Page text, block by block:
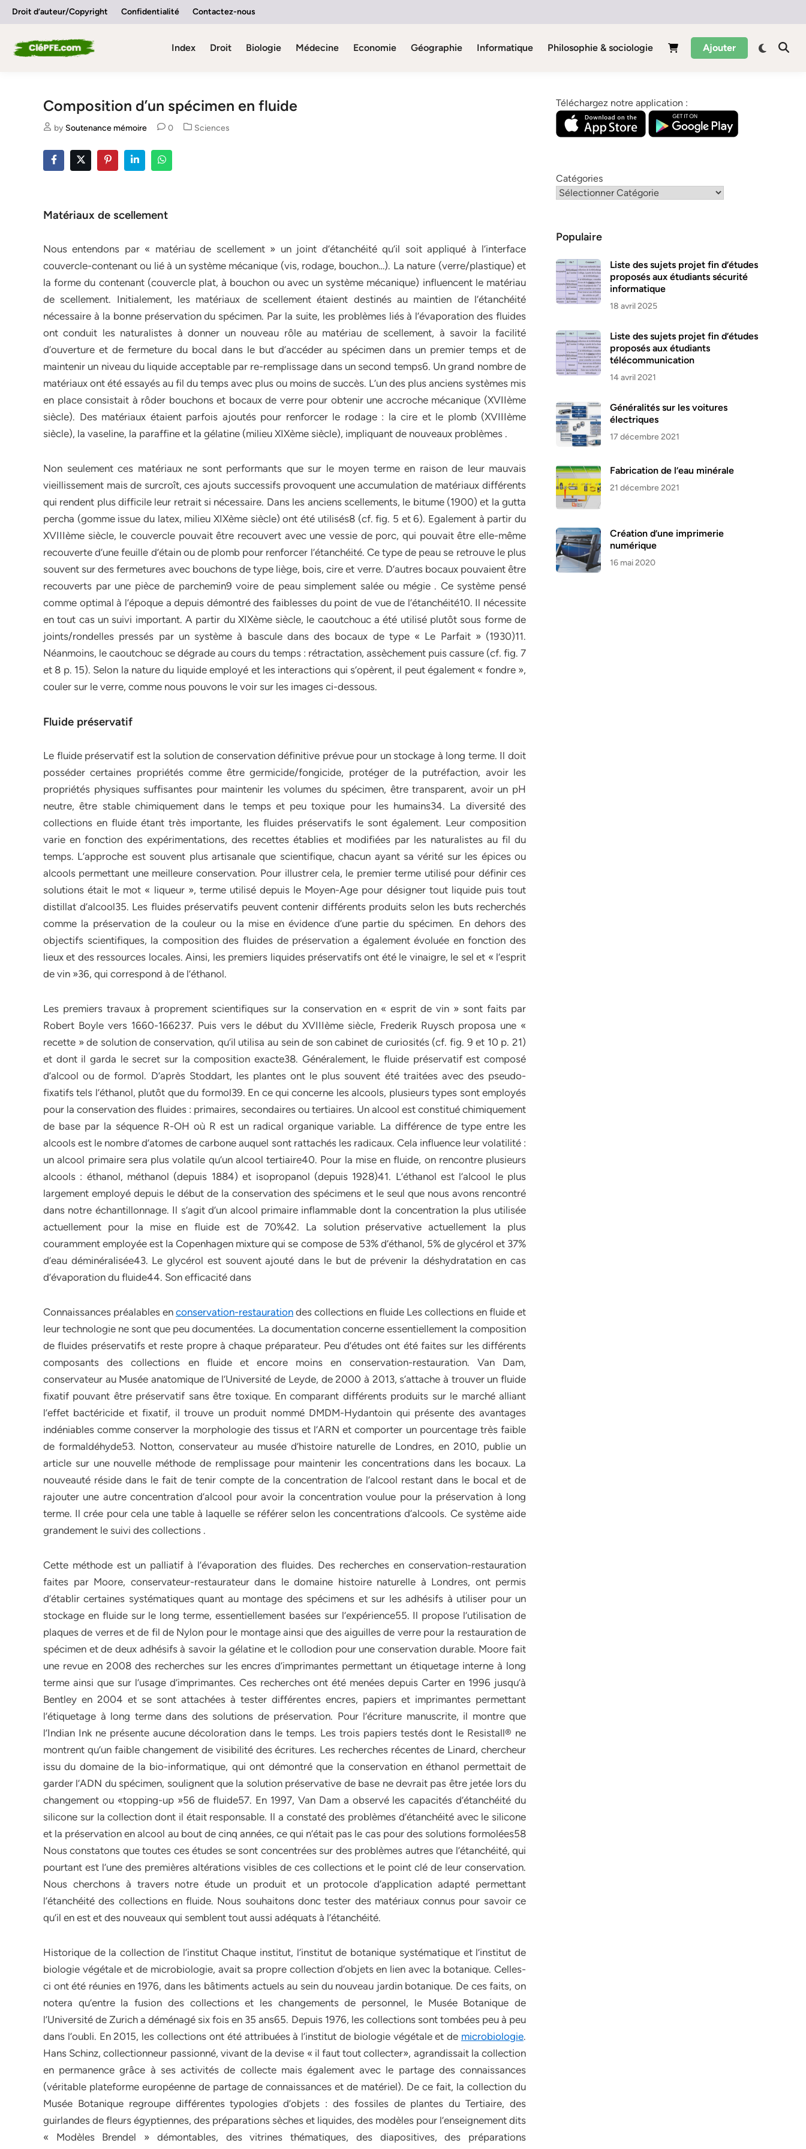
SkipDroit d’auteur/Copyright Confidentialité Contactez-nous
Index Droit Biologie Médecine Economie Géographie Informatique Philosophie & sociologie Ajouter
Composition d’un spécimen en fluide
by Soutenance mémoire 0
Posted
Sciences
Matériaux de scellement
Nous entendons par « matériau de scellement » un joint d’étanchéité qu’il soit appliqué à l’interface
couvercle-contenant ou lié à un système mécanique (vis, rodage, bouchon…). La nature (verre/plastique) et
la forme du contenant (couvercle plat, à bouchon ou avec un système mécanique) influencent le matériau
de scellement. Initialement, les matériaux de scellement étaient destinés au maintien de l’étanchéité
nécessaire à la bonne préservation du spécimen. Par la suite, les problèmes liés à l’évaporation des fluides
ont conduit les naturalistes à donner un nouveau rôle au matériau de scellement, à savoir la facilité
d’ouverture et de fermeture du bocal dans le but d’accéder au spécimen dans un premier temps et de
maintenir un niveau du liquide acceptable par re-remplissage dans un second temps6. Un grand nombre de
matériaux ont été essayés au fil du temps avec plus ou moins de succès. L’un des plus anciens systèmes mis
en place consistait à rôder bouchons et bocaux de verre pour obtenir une accroche mécanique (XVIIème
siècle). Des matériaux étaient parfois ajoutés pour renforcer le rodage : la cire et le plomb (XVIIIème
siècle), la vaseline, la paraffine et la gélatine (milieu XIXème siècle), impliquant de nouveaux problèmes .
Non seulement ces matériaux ne sont performants que sur le moyen terme en raison de leur mauvais
vieillissement mais de surcroît, ces ajouts successifs provoquent une accumulation de matériaux différents
qui rendent plus difficile leur retrait si nécessaire. Dans les anciens scellements, le bitume (1900) et la gutta
percha (gomme issue du latex, milieu XIXème siècle) ont été utilisés8 (cf. fig. 5 et 6). Egalement à partir du
XVIIIème siècle, le couvercle pouvait être recouvert avec une vessie de porc, qui pouvait être elle-même
recouverte d’une feuille d’étain ou de plomb pour renforcer l’étanchéité. Ce type de peau se retrouve le plus
souvent sur des fermetures avec bouchons de type liège, bois, cire et verre. D’autres bocaux pouvaient être
recouverts par une pièce de parchemin9 voire de peau simplement salée ou mégie . Ce système pensé
comme optimal à l’époque a depuis démontré des faiblesses du point de vue de l’étanchéité10. Il nécessite
en tout cas un suivi important. A partir du XIXème siècle, le caoutchouc a été utilisé plutôt sous forme de
joints/rondelles pressés par un système à bascule dans des bocaux de type « Le Parfait » (1930)11.
Néanmoins, le caoutchouc se dégrade au cours du temps : rétractation, assèchement puis cassure (cf. fig. 7
et 8 p. 15). Selon la nature du liquide employé et les interactions qui s’opèrent, il peut également « fondre »,
couler sur le verre, comme nous pouvons le voir sur les images ci-dessous.
Fluide préservatif
Le fluide préservatif est la solution de conservation définitive prévue pour un stockage à long terme. Il doit
posséder certaines propriétés comme être germicide/fongicide, protéger de la putréfaction, avoir les
propriétés physiques suffisantes pour maintenir les volumes du spécimen, être transparent, avoir un pH
neutre, être stable chimiquement dans le temps et peu toxique pour les humains34. La diversité des
collections en fluide étant très importante, les fluides préservatifs le sont également. Leur composition
varie en fonction des expérimentations, des recettes établies et modifiées par les naturalistes au fil du
temps. L’approche est souvent plus artisanale que scientifique, chacun ayant sa vérité sur les épices ou
alcools permettant une meilleure conservation. Pour illustrer cela, le premier terme utilisé pour définir ces
solutions était le mot « liqueur », terme utilisé depuis le Moyen-Age pour désigner tout liquide puis tout
distillat d’alcool35. Les fluides préservatifs peuvent contenir différents produits selon les buts recherchés
comme la préservation de la couleur ou la mise en évidence d’une partie du spécimen. En dehors des
objectifs scientifiques, la composition des fluides de préservation a également évoluée en fonction des
lieux et des ressources locales. Ainsi, les premiers liquides préservatifs ont été le vinaigre, le sel et « l’esprit
de vin »36, qui correspond à de l’éthanol.
Les premiers travaux à proprement scientifiques sur la conservation en « esprit de vin » sont faits par
Robert Boyle vers 1660-166237. Puis vers le début du XVIIIème siècle, Frederik Ruysch proposa une «
recette » de solution de conservation, qu’il utilisa au sein de son cabinet de curiosités (cf. fig. 9 et 10 p. 21)
et dont il garda le secret sur la composition exacte38. Généralement, le fluide préservatif est composé
d’alcool ou de formol. D’après Stoddart, les plantes ont le plus souvent été traitées avec des pseudo-
fixatifs tels l’éthanol, plutôt que du formol39. En ce qui concerne les alcools, plusieurs types sont employés
pour la conservation des fluides : primaires, secondaires ou tertiaires. Un alcool est constitué chimiquement
de base par la séquence R-OH où R est un radical organique variable. La différence de type entre les
alcools est le nombre d’atomes de carbone auquel sont rattachés les radicaux. Cela influence leur volatilité :
un alcool primaire sera plus volatile qu’un alcool tertiaire40. Pour la mise en fluide, on rencontre plusieurs
alcools : éthanol, méthanol (depuis 1884) et isopropanol (depuis 1928)41. L’éthanol est l’alcool le plus
largement employé depuis le début de la conservation des spécimens et le seul que nous avons rencontré
dans notre échantillonnage. Il s’agit d’un alcool primaire inflammable dont la concentration la plus utilisée
actuellement pour la mise en fluide est de 70%42. La solution préservative actuellement la plus
couramment employée est la Copenhagen mixture qui se compose de 53% d’éthanol, 5% de glycérol et 37%
d’eau déminéralisée43. Le glycérol est souvent ajouté dans le but de prévenir la déshydratation en cas
d’évaporation du fluide44. Son efficacité dans
Connaissances préalables en conservation-restauration des collections en fluide Les collections en fluide et
leur technologie ne sont que peu documentées. La documentation concerne essentiellement la composition
de fluides préservatifs et reste propre à chaque préparateur. Peu d’études ont été faites sur les différents
composants des collections en fluide et encore moins en conservation-restauration. Van Dam,
conservateur au Musée anatomique de l’Université de Leyde, de 2000 à 2013, s’attache à trouver un fluide
fixatif pouvant être préservatif sans être toxique. En comparant différents produits sur le marché alliant
l’effet bactéricide et fixatif, il trouve un produit nommé DMDM-Hydantoin qui présente des avantages
indéniables comme conserver la morphologie des tissus et l’ARN et comporter un pourcentage très faible
de formaldéhyde53. Notton, conservateur au musée d’histoire naturelle de Londres, en 2010, publie un
article sur une nouvelle méthode de remplissage pour maintenir les concentrations dans les bocaux. La
nouveauté réside dans le fait de tenir compte de la concentration de l’alcool restant dans le bocal et de
rajouter une autre concentration d’alcool pour avoir la concentration voulue pour la préservation à long
terme. Il crée pour cela une table à laquelle se référer selon les concentrations d’alcools. Ce système aide
grandement le suivi des collections .
Cette méthode est un palliatif à l’évaporation des fluides. Des recherches en conservation-restauration
faites par Moore, conservateur-restaurateur dans le domaine histoire naturelle à Londres, ont permis
d’établir certaines systématiques quant au montage des spécimens et sur les adhésifs à utiliser pour un
stockage en fluide sur le long terme, essentiellement basées sur l’expérience55. Il propose l’utilisation de
plaques de verres et de fil de Nylon pour le montage ainsi que des aiguilles de verre pour la restauration de
spécimen et de deux adhésifs à savoir la gélatine et le collodion pour une conservation durable. Moore fait
une revue en 2008 des recherches sur les encres d’imprimantes permettant un étiquetage interne à long
terme ainsi que sur l’usage d’imprimantes. Ces recherches ont été menées depuis Carter en 1996 jusqu’à
Bentley en 2004 et se sont attachées à tester différentes encres, papiers et imprimantes permettant
l’étiquetage à long terme dans des solutions de préservation. Pour l’écriture manuscrite, il montre que
l’Indian Ink ne présente aucune décoloration dans le temps. Les trois papiers testés dont le Resistall® ne
montrent qu’un faible changement de visibilité des écritures. Les recherches récentes de Linard, chercheur
issu du domaine de la bio-informatique, qui ont démontré que la conservation en éthanol permettait de
garder l’ADN du spécimen, soulignent que la solution préservative de base ne devrait pas être jetée lors du
changement ou «topping-up »56 de fluide57. En 1997, Van Dam a observé les capacités d’étanchéité du
silicone sur la collection dont il était responsable. Il a constaté des problèmes d’étanchéité avec le silicone
et la préservation en alcool au bout de cinq années, ce qui n’était pas le cas pour des solutions formolées58
Nous constatons que toutes ces études se sont concentrées sur des problèmes autres que l’étanchéité, qui
pourtant est l’une des premières altérations visibles de ces collections et le point clé de leur conservation.
Nous cherchons à travers notre étude un produit et un protocole d’application adapté permettant
l’étanchéité des collections en fluide. Nous souhaitons donc tester des matériaux connus pour savoir ce
qu’il en est et des nouveaux qui semblent tout aussi adéquats à l’étanchéité.
Historique de la collection de l’institut Chaque institut, l’institut de botanique systématique et l’institut de
biologie végétale et de microbiologie, avait sa propre collection d’objets en lien avec la botanique. Celles-
ci ont été réunies en 1976, dans les bâtiments actuels au sein du nouveau jardin botanique. De ces faits, on
notera qu’entre la fusion des collections et les changements de personnel, le Musée Botanique de
l’Université de Zurich a déménagé six fois en 35 ans65. Depuis 1976, les collections sont tombées peu à peu
dans l’oubli. En 2015, les collections ont été attribuées à l’institut de biologie végétale et de microbiologie.
Hans Schinz, collectionneur passionné, vivant de la devise « il faut tout collecter», agrandissait la collection
en permanence grâce à ses activités de collecte mais également avec le partage des connaissances
(véritable plateforme européenne de partage de connaissances et de matériel). De ce fait, la collection du
Musée Botanique regroupe différentes typologies d’objets : des fossiles de plantes du Tertiaire, des
guirlandes de fleurs égyptiennes, des préparations sèches et liquides, des modèles pour l’enseignement dits
« Modèles Brendel » démontables, des vitrines thématiques, des diapositives, des préparations
Téléchargez notre application :
Catégories
Populaire
Liste des sujets projet fin d’études
proposés aux étudiants sécurité
informatique
18 avril 2025
Liste des sujets projet fin d’études
proposés aux étudiants
télécommunication
14 avril 2021
Généralités sur les voitures
électriques
17 décembre 2021
Fabrication de l’eau minérale
21 décembre 2021
Création d’une imprimerie
numérique
16 mai 2020